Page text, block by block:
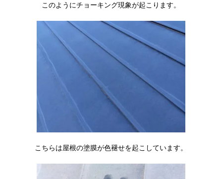
このようにチョーキング現象が起こります。
こちらは屋根の塗膜が色褪せを起こしています。